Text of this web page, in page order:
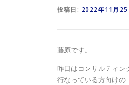
投稿日: 2022年11月25
藤原です。
昨日はコンサルティン
行なっている方向けの